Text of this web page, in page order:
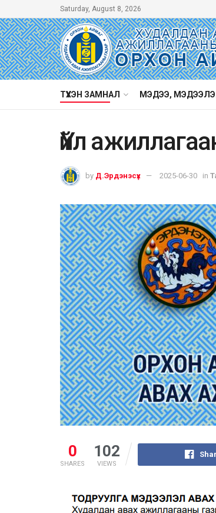
Saturday, August 8, 2026
ТҮҮХЭН ЗАМНАЛ МЭДЭЭ,
Үйл
by Д.Эрдэнэсүх 2025-06-30 in
0
SHARES
102
VIEWS